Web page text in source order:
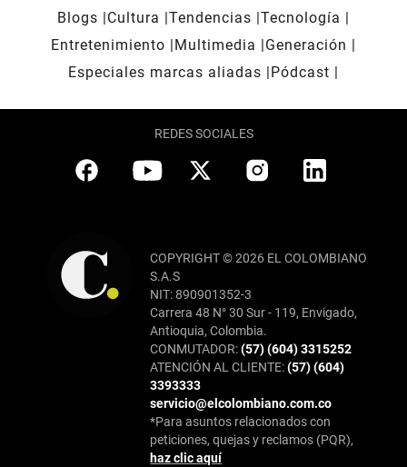
Blogs
Cultura Tendencias Tecnología
Entretenimiento
Multimedia
Generación
Especiales marcas aliadas
Pódcast
REDES SOCIALES
COPYRIGHT © 2026 EL COLOMBIANO
S.A.S
NIT: 890901352-3
Carrera 48 N° 30 Sur - 119, Envigado,
Antioquia, Colombia.
CONMUTADOR:(57) (604) 3315252
ATENCIÓN AL CLIENTE:(57) (604)
3393333
servicio@elcolombiano.com.co
*Para asuntos relacionados con
peticiones, quejas y reclamos (PQR),
haz clic aquí